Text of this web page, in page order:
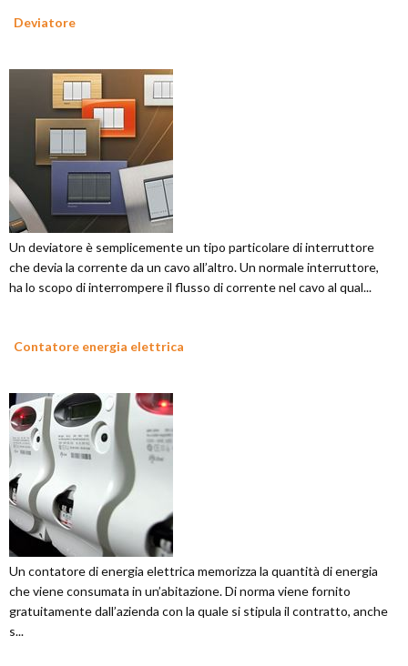
Deviatore
Un deviatore è semplicemente un tipo particolare di interruttore
che devia la corrente da un cavo all’altro. Un normale interruttore,
ha lo scopo di interrompere il flusso di corrente nel cavo al qual...
Contatore energia elettrica
Un contatore di energia elettrica memorizza la quantità di energia
che viene consumata in un’abitazione. Di norma viene fornito
gratuitamente dall’azienda con la quale si stipula il contratto, anche
s...